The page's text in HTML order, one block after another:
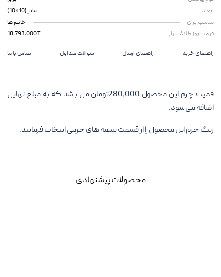
ابعاد
سایز (10*10)
مناسب برای
خانم ها
قیمت روز طلا ۱۸ عیار
18,793,000 T
راهنمای خرید راهنمای ارسال سوالات متداول تماس با ما
قمیت چرم این محصول 280,000تومان می باشد که به مبلغ نهایی
اضافه می شود.
رنگ چرم این محصول را از قسمت تسمه های چرمی انتخاب فرمایید.
محصولات پیشنهادی